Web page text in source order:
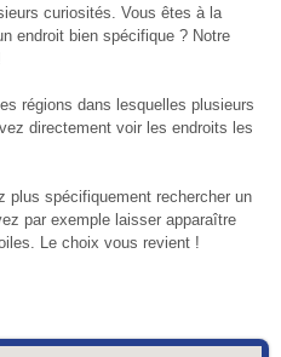
curiosités. Vous êtes à la
endroit bien spécifique ? Notre
régions dans lesquelles plusieurs
directement voir les endroits les
plus spécifiquement rechercher un
par exemple laisser apparaître
Le choix vous revient !